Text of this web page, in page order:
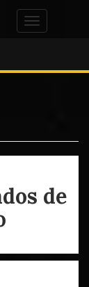
Alternar
de